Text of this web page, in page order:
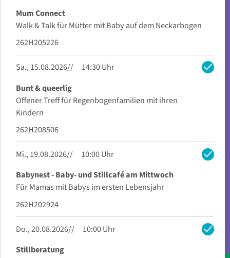
Mum Connect
Walk & Talk für Mütter mit Baby auf dem Neckarbogen
262H205226
check
Sa., 15.08.2026
14:30 Uhr
Bunt & queerlig
Offener Treff für Regenbogenfamilien mit ihren
Kindern
262H208506
check
Mi., 19.08.2026
10:00 Uhr
Babynest - Baby- und Stillcafé am Mittwoch
Für Mamas mit Babys im ersten Lebensjahr
262H202924
check
Do., 20.08.2026
10:00 Uhr
Stillberatung